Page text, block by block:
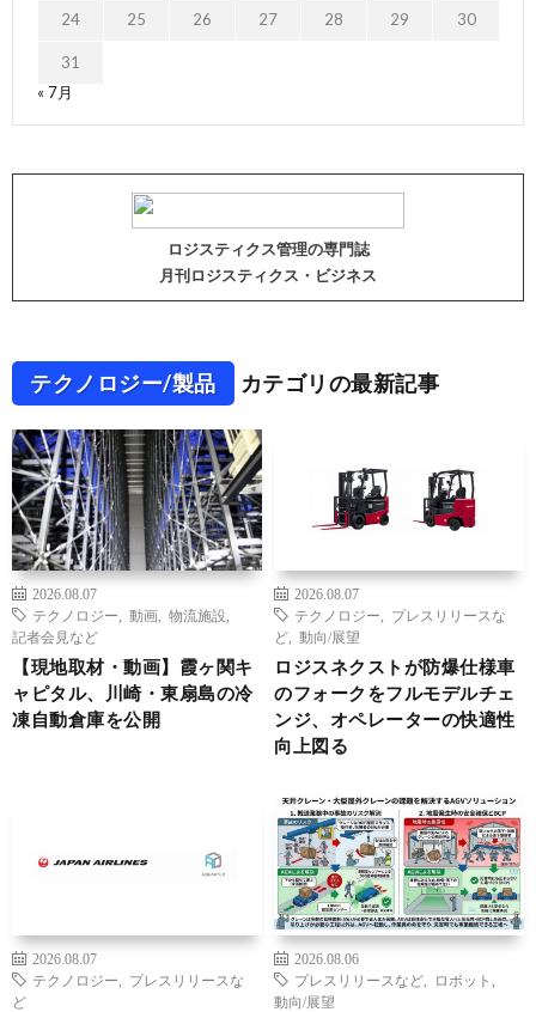
24 25 26 27 28 29 30
31
« 7月
ロジスティクス管理の専門誌
月刊ロジスティクス・ビジネス
テクノロジー/製品 カテゴリの最新記事
2026.08.07
テクノロジー
動画 物流施設
記者会見など
【現地取材・動画】霞ヶ関キ
ャピタル、川崎・東扇島の冷
凍自動倉庫を公開
2026.08.07
テクノロジー
プレスリリースな
ど
動向/展望
ロジスネクストが防爆仕様車
のフォークをフルモデルチェ
ンジ、オペレーターの快適性
向上図る
2026.08.07
テクノロジー
プレスリリースな
ど
2026.08.06
プレスリリースなど
ロボット
動向/展望